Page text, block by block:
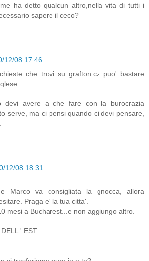
ha detto qualcun altro,nella vita di tutti i
sapere il ceco?
12/08 17:46
che trovi su grafton.cz puo' bastare
devi avere a che fare con la burocrazia
serve, ma ci pensi quando ci devi pensare,
12/08 18:31
Marco va consigliata la gnocca, allora
Praga e' la tua citta'.
mesi a Bucharest...e non aggiungo altro.
' EST